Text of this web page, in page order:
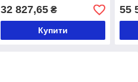
32 827,65₴
Купити
55